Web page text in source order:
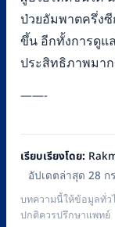
ป่วยอัมพาตครึ่ง
ขึ้น อีกทั้งการดูแ
ประสิทธิภาพมา
——-
เรียบเรียงโดย:
อัปเดตล่าสุด 28 ก
บทความนี้ให้ข้อมูลทั่ว
ปกติควรปรึกษาแพทย์